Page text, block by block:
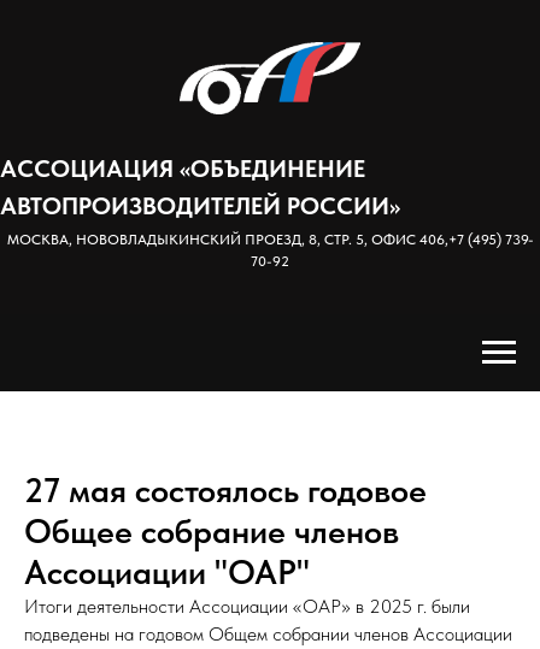
АССОЦИАЦИЯ «ОБЪЕДИНЕНИЕ
АВТОПРОИЗВОДИТЕЛЕЙ РОССИИ»
МОСКВА, НОВОВЛАДЫКИНСКИЙ ПРОЕЗД, 8, СТР. 5, ОФИС 406,+7 (495) 739-
70-92
27 мая состоялось годовое
Общее собрание членов
Ассоциации "ОАР"
Итоги деятельности Ассоциации «ОАР» в 2025 г. были
подведены на годовом Общем собрании членов Ассоциации